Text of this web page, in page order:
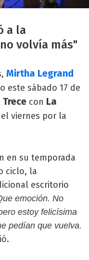
a la
volvía más"
Mirtha Legrand
este sábado 17 de
Trece con La
viernes por la
en su temporada
ciclo, la
escritorio
emoción. No
estoy felicísima
pedían que vuelva.